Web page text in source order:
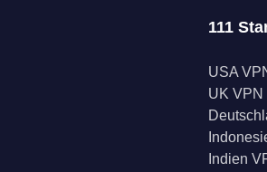
111
USA
UK VPN
Indien